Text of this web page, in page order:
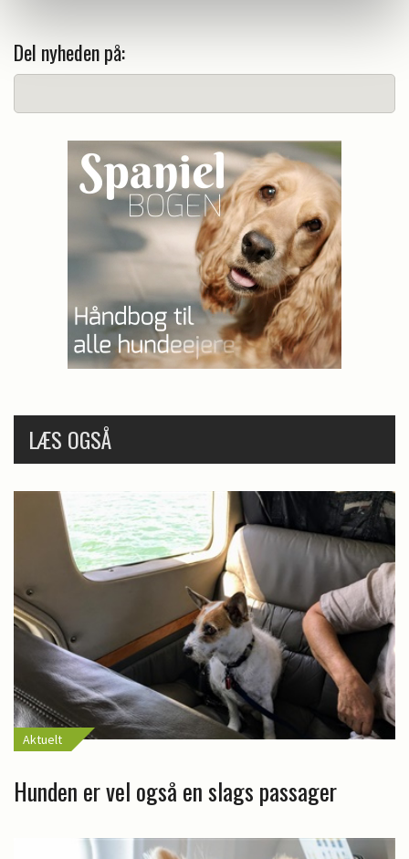
Del nyheden på:
LÆS OGSÅ
Aktuelt
Hunden er vel også en slags passager